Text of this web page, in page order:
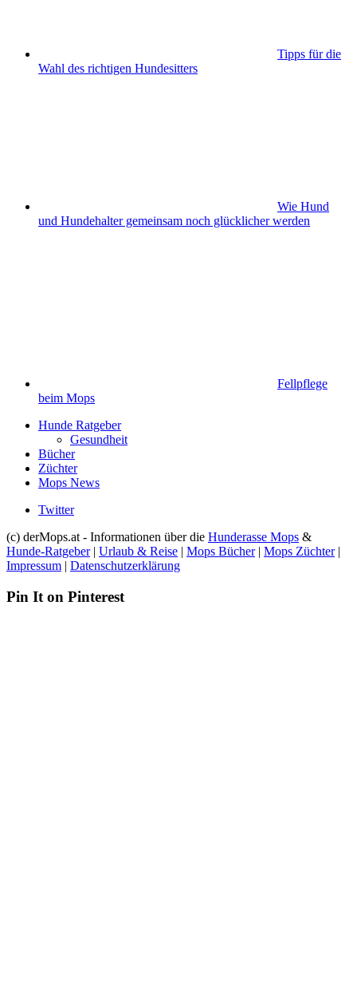
Tipps für die
Wahl des richtigen Hundesitters
Wie Hund
und Hundehalter gemeinsam noch glücklicher werden
Fellpflege
beim Mops
Hunde Ratgeber
Gesundheit
Bücher
Züchter
Mops News
Twitter
(c) derMops.at - Informationen über die Hunderasse Mops &
Hunde-Ratgeber| Urlaub & Reise | Mops Bücher| Mops Züchter|
Impressum | Datenschutzerklärung
Pin It on Pinterest